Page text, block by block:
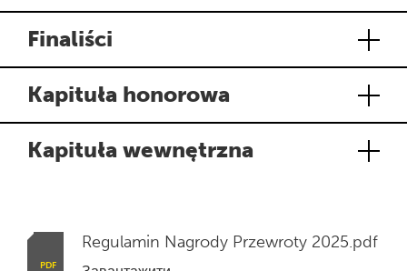
Finaliści
Kapituła honorowa
Kapituła wewnętrzna
Regulamin Nagrody Przewroty 2025.pdf